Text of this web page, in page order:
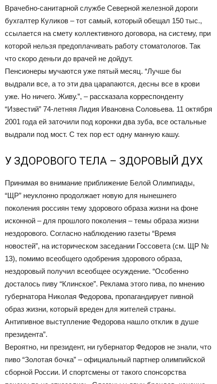
Врачебно-санитарной службе Северной железной дороги
бухгалтер Куликов – тот самый, который обещал 150 тыс.,
ссылается на смету коллективного договора, на систему, при
которой нельзя предоплачивать работу стоматологов. Так
что скоро деньги до врачей не дойдут.
Пенсионеры мучаются уже пятый месяц. “Лучше бы
выдрали все, а то эти два царапаются, десны все в крови
уже. Но ничего. Живу.”, – рассказала корреспонденту
“Известий” 74-летняя Лидия Ивановна Соловьева. 11 октября
2001 года ей заточили под коронки два зуба, все остальные
выдрали под мост. С тех пор ест одну манную кашу.
У ЗДОРОВОГО ТЕЛА – ЗДОРОВЫЙ ДУХ
Принимая во внимание приближение Белой Олимпиады,
“ЩР” неуклонно продолжает новую для нынешнего
поколения россиян тему здорового образа жизни на фоне
исконной – для прошлого поколения – темы образа жизни
нездорового. Согласно наблюдению газеты “Время
новостей”, на историческом заседании Госсовета (см. ЩР №
13), помимо всеобщего одобрения здорового образа,
нездоровый получил всеобщее осуждение. “Особенно
досталось пиву “Клинское”. Реклама этого пива, по мнению
губернатора Николая Федорова, пропагандирует пивной
образ жизни, который вреден для жителей страны.
Антипивное выступление Федорова нашло отклик в душе
президента”.
Вероятно, ни президент, ни губернатор Федоров не знали, что
пиво “Золотая бочка” – официальный партнер олимпийской
сборной России. И спортсмены от такого спонсорства